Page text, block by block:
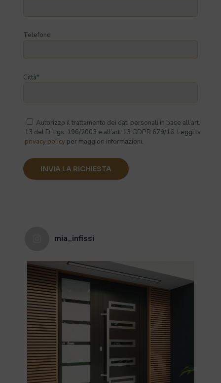
Telefono
Città*
Autorizzo il trattamento dei dati personali in base all’art.
13 del D. Lgs. 196/2003 e all’art. 13 GDPR 679/16. Leggi la
privacy policyper maggiori informazioni.
mia_infissi